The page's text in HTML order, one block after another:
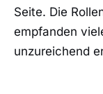
Seite. Die
empfanden
unzureichend